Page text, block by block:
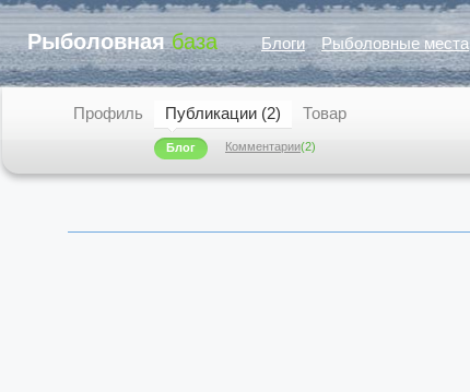
Рыболовнаябаза Блоги Рыболовные места
Профиль Публикации (2)
Блог Комментарии(2)
Товар